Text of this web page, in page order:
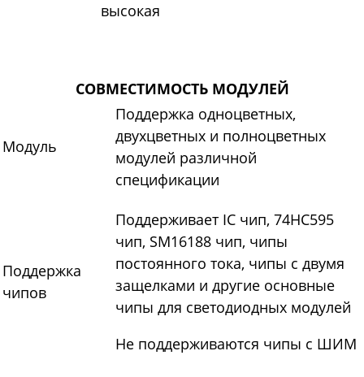
высокая
СОВМЕСТИМОСТЬ МОДУЛЕЙ
Модуль
Поддержка одноцветных,
двухцветных и полноцветных
модулей различной
спецификации
Поддержка
чипов
Поддерживает IC чип, 74HC595
чип, SM16188 чип, чипы
постоянного тока, чипы с двумя
защелками и другие основные
чипы для светодиодных модулей
Не поддерживаются чипы с ШИМ